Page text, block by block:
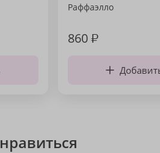
Раффаэлло
860₽